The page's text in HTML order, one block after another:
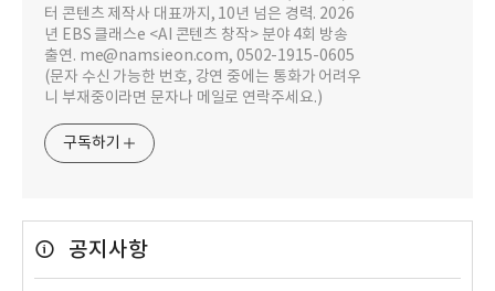
터 콘텐츠 제작사 대표까지, 10년 넘은 경력. 2026
년 EBS 클래스e <AI 콘텐츠 창작> 분야 4회 방송
출연. me@namsieon.com, 0502-1915-0605
(문자 수신 가능한 번호, 강연 중에는 통화가 어려우
니 부재중이라면 문자나 메일로 연락주세요.)
구독하기
공지사항